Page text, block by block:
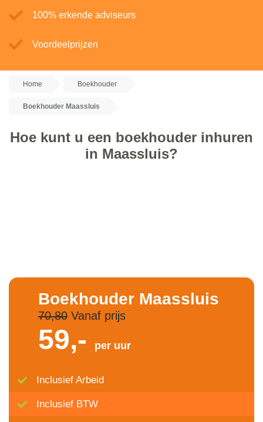
100% erkende adviseurs
Voordeelprijzen
Home Boekhouder
Boekhouder Maassluis
Hoe kunt u een boekhouder inhuren
in Maassluis?
Boekhouder Maassluis
70,80Vanaf prijs
59,- per uur
Inclusief Arbeid
Inclusief BTW